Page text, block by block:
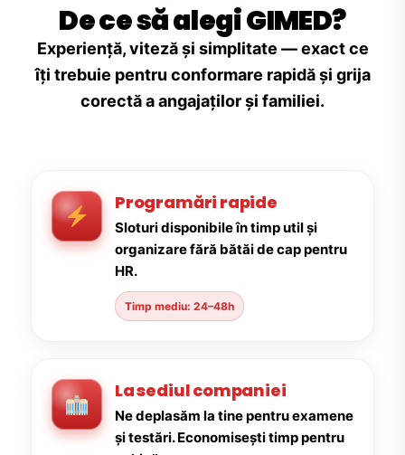
De ce să alegi GIMED?
Experiență, viteză și simplitate — exact ce
îți trebuie pentru conformare rapidă și grija
corectă a angajaților și familiei.
Programări rapide
Sloturi disponibile în timp util și
organizare fără bătăi de cap pentru
HR.
Timp mediu: 24–48h
La sediul companiei
Ne deplasăm la tine pentru examene
și testări. Economisești timp pentru